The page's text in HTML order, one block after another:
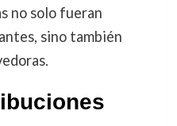
no solo fueran
sino también